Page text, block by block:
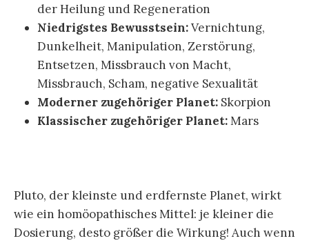
der Heilung und Regeneration
Niedrigstes Bewusstsein:Vernichtung,
Dunkelheit, Manipulation, Zerstörung,
Entsetzen, Missbrauch von Macht,
Missbrauch, Scham, negative Sexualität
Moderner zugehöriger Planet: Skorpion
Klassischer zugehöriger Planet:Mars
Pluto, der kleinste und erdfernste Planet, wirkt
wie ein homöopathisches Mittel: je kleiner die
Dosierung, desto größer die Wirkung! Auch wenn